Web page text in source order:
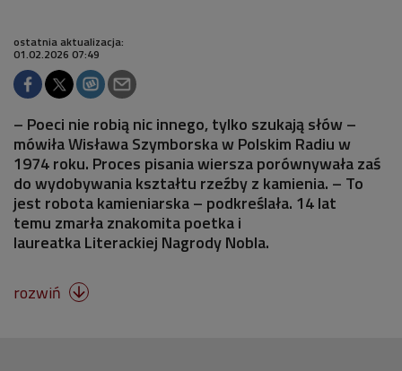
ostatnia aktualizacja:
01.02.2026 07:49
– Poeci nie robią nic innego, tylko szukają słów –
mówiła Wisława Szymborska w Polskim Radiu w
1974 roku. Proces pisania wiersza porównywała zaś
do wydobywania kształtu rzeźby z kamienia. – To
jest robota kamieniarska – podkreślała. 14 lat
temu zmarła znakomita poetka i
laureatka Literackiej Nagrody Nobla.
rozwiń 